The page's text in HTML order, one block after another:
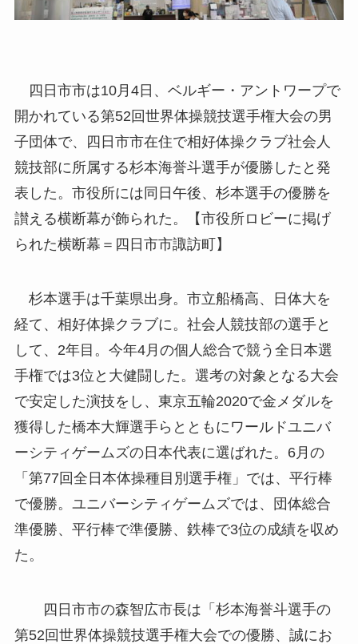
四日市市は10月4日、ベルギー・アントワープで
開かれている第52回世界体操競技選手権大会の男
子団体で、四日市市在住で相好体操クラブ社会人
競技部に所属する杉本海誉斗選手が優勝したと発
表した。市役所には同日午後、杉本選手の優勝を
讃える横断幕が飾られた。【市役所ロビーに掲げ
られた横断幕＝四日市市諏訪町】
杉本選手は千葉県出身。市立船橋高、日体大を
経て、相好体操クラブに。社会人競技部の選手と
して、2年目。今年4月の個人総合で競う全日本選
手権では3位と大健闘した。選考の対象となる大会
で安定した演技をし、東京五輪2020で金メダルを
獲得した橋本大輝選手らとともにワールドユニバ
ーシティゲームズの日本代表に選ばれた。6月の
「第77回全日本体操種目別選手権」では、平行棒
で優勝。ユニバーシティゲームズでは、団体総合
準優勝、平行棒で準優勝、鉄棒で3位の成績を収め
た。
四日市市の森智広市長は「杉本海誉斗選手の
第52回世界体操競技選手権大会での優勝、誠にお